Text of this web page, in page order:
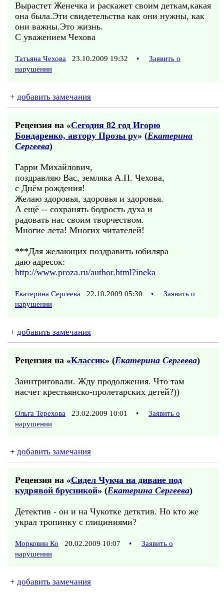
Вырастет Женечка и раскажет своим деткам,какая
она была.Эти свидетельства как они нужны, как
они важны.Это жизнь.
С уважением Чехова
Татьяна Чехова 23.10.2009 19:32 •
Заявить о
нарушении
+ добавить замечания
Рецензия на «Сегодня 82 год Игорю
Бондаренко, автору Прозы ру» (Екатерина
Сергеева)
Гарри Михайлович,
поздравляю Вас, земляка А.П. Чехова,
с Днём рождения!
Желаю здоровья, здоровья и здоровья.
А ещё -- сохранять бодрость духа и
радовать нас своим творчеством.
Многие лета! Многих читателей!
***Для желающих поздравить юбиляра
даю адресок:
http://www.proza.ru/author.html?ineka
Екатерина Сергеева 22.10.2009 05:30 •
Заявить о
нарушении
+ добавить замечания
Рецензия на «Классик» (Екатерина Сергеева)
Заинтриговали. Жду продолжения. Что там
насчет крестьянско-пролетарских детей?))
Ольга Терехова 23.02.2009 10:01 •
Заявить о
нарушении
+ добавить замечания
Рецензия на «Сидел Чукча на диване под
кудрявой брусникой» (Екатерина Сергеева)
Детектив - он и на Чукотке детктив. Но кто же
украл тропинку с глициниями?
Морковин Ко 20.02.2009 10:07 •
Заявить о
нарушении
+ добавить замечания